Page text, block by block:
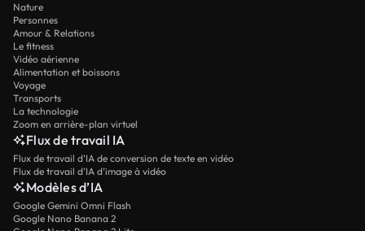
Nature
Personnes
Amour & Relations
Le fitness
Vidéo aérienne
Alimentation et boissons
Voyage
Transports
La technologie
Zoom en arrière-plan virtuel
Flux de travail IA
Flux de travail d’IA de conversion de texte en vidéo
Flux de travail d’IA d’image à vidéo
Modèles d’IA
Google Gemini Omni Flash
Google Nano Banana 2